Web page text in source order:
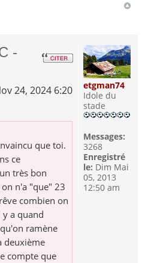
-
24, 2024 6:20
que toi.
ce
très bon
n'a "que" 23
combien on
a quand
ramène
deuxième
compte que
etgman74
Idole du
stade
Messages:
3268
Enregistré
le: Dim Mai
05, 2013
12:50 am